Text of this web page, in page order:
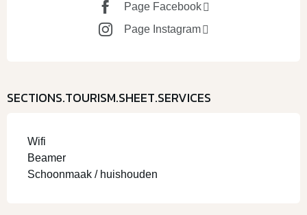
Page Facebook
Page Instagram
SECTIONS.TOURISM.SHEET.SERVICES
Wifi
Beamer
Schoonmaak / huishouden